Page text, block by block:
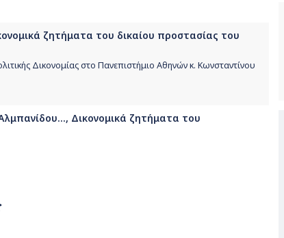
ζητήματα του δικαίου προστασίας του
Δικονομίας στο Πανεπιστήμιο Αθηνών κ. Κωνσταντίνου
Δικονομικά ζητήματα του